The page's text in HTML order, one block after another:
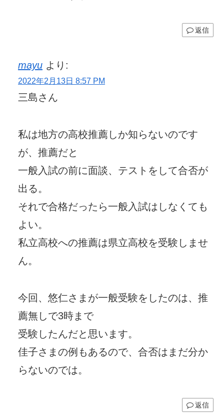
返信
mayu より:
2022年2月13日 8:57 PM
三島さん
私は地方の高校推薦しか知らないのです
が、推薦だと
一般入試の前に面談、テストをして合否が
出る。
それで合格だったら一般入試はしなくても
よい。
私立高校への推薦は県立高校を受験しませ
ん。
今回、悠仁さまが一般受験をしたのは、推
薦無しで3時まで
受験したんだと思います。
佳子さまの例もあるので、合否はまだ分か
らないのでは。
返信